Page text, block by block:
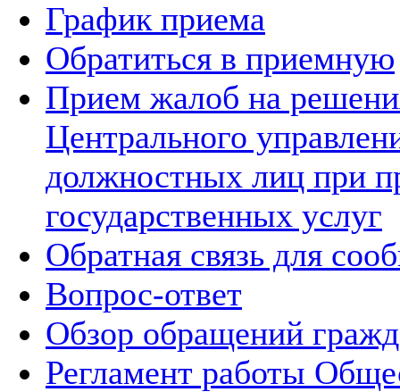
График приема
Обратиться в приемную
Прием жалоб на
Центрального
должностных лиц при
государственных услуг
Обратная связь для
Вопрос-ответ
Обзор обращений
Регламент работы